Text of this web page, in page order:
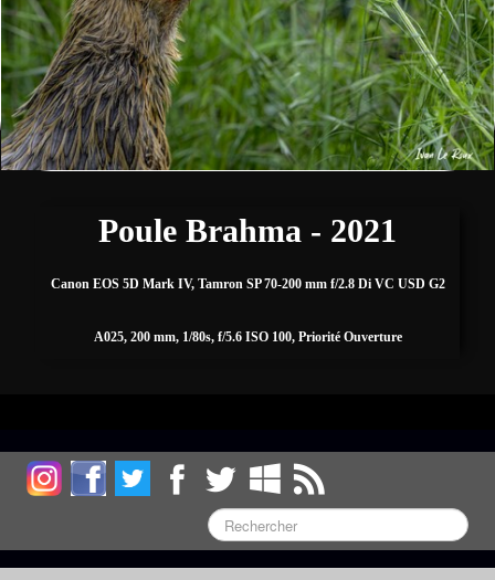
Macro & Proxi
Fleurs
Sports ▼
Zone de biodiversité/Affût photos ▼
Poule Brahma - 2021
Canon EOS 5D Mark IV, Tamron SP 70-200 mm f/2.8 Di VC USD G2
A025, 200 mm, 1/80s, f/5.6 ISO 100, Priorité Ouverture